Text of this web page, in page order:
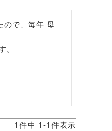
ので、毎年 母
。
1件中 1 -1 件表示